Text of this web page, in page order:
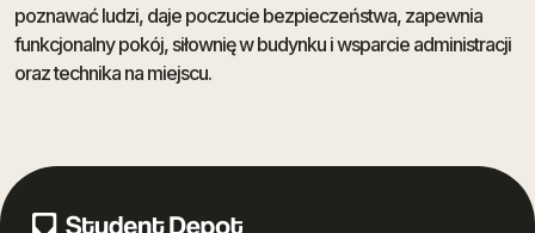
poznawać ludzi, daje poczucie bezpieczeństwa, zapewnia
funkcjonalny pokój, siłownię w budynku i wsparcie administracji
oraz technika na miejscu.